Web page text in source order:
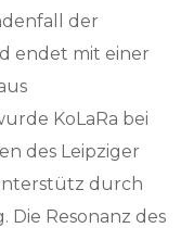
der
endet mit einer
KoLaRa bei
des Leipziger
durch
Die Resonanz des